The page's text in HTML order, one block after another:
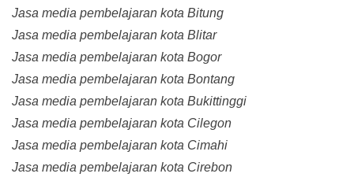
Jasa media pembelajaran kota Bitung
Jasa media pembelajaran kota Blitar
Jasa media pembelajaran kota Bogor
Jasa media pembelajaran kota Bontang
Jasa media pembelajaran kota Bukittinggi
Jasa media pembelajaran kota Cilegon
Jasa media pembelajaran kota Cimahi
Jasa media pembelajaran kota Cirebon